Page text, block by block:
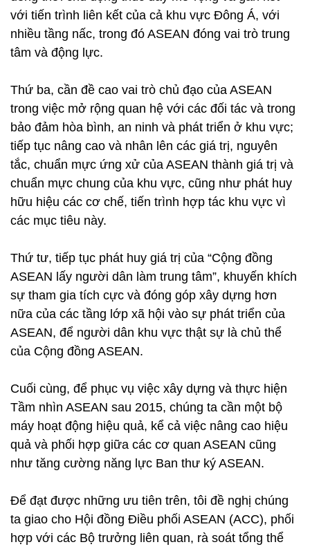
với tiến trình liên kết của cả khu vực Đông Á, với
nhiều tầng nấc, trong đó ASEAN đóng vai trò trung
tâm và động lực.
Thứ ba, cần đề cao vai trò chủ đạo của ASEAN
trong việc mở rộng quan hệ với các đối tác và trong
bảo đảm hòa bình, an ninh và phát triển ở khu vực;
tiếp tục nâng cao và nhân lên các giá trị, nguyên
tắc, chuẩn mực ứng xử của ASEAN thành giá trị và
chuẩn mực chung của khu vực, cũng như phát huy
hữu hiệu các cơ chế, tiến trình hợp tác khu vực vì
các mục tiêu này.
Thứ tư, tiếp tục phát huy giá trị của “Cộng đồng
ASEAN lấy người dân làm trung tâm”, khuyến khích
sự tham gia tích cực và đóng góp xây dựng hơn
nữa của các tầng lớp xã hội vào sự phát triển của
ASEAN, để người dân khu vực thật sự là chủ thể
của Cộng đồng ASEAN.
Cuối cùng, để phục vụ việc xây dựng và thực hiện
Tầm nhìn ASEAN sau 2015, chúng ta cần một bộ
máy hoạt động hiệu quả, kể cả việc nâng cao hiệu
quả và phối hợp giữa các cơ quan ASEAN cũng
như tăng cường năng lực Ban thư ký ASEAN.
Để đạt được những ưu tiên trên, tôi đề nghị chúng
ta giao cho Hội đồng Điều phối ASEAN (ACC), phối
hợp với các Bộ trưởng liên quan, rà soát tổng thể